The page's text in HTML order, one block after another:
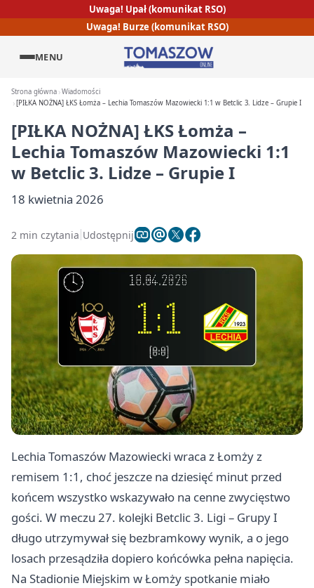
Uwaga! Upał (komunikat RSO)
Uwaga! Burze (komunikat RSO)
MENU
Strona główna Wiadomości
[PIŁKA NOŻNA] ŁKS Łomża – Lechia Tomaszów Mazowiecki 1:1 w Betclic 3. Lidze – Grupie I
[PIŁKA NOŻNA] ŁKS Łomża –
Lechia Tomaszów Mazowiecki 1:1
w Betclic 3. Lidze – Grupie I
18 kwietnia 2026
2 min czytania Udostępnij
Lechia Tomaszów Mazowiecki wraca zŁomżyz
remisem 1:1, choć jeszcze na dziesięć minut przed
końcem wszystko wskazywało na cenne zwycięstwo
gości. W meczu 27. kolejki Betclic 3. Ligi – Grupy I
długo utrzymywał się bezbramkowy wynik, a o jego
losach przesądziła dopiero końcówka pełna napięcia.
Na Stadionie Miejskim w Łomży spotkanie miało